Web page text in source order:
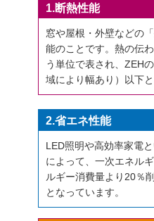
1.断熱性能
窓や屋根・外壁などの
能のことです。熱の伝
う単位で表され、ZEH
域により幅あり）以下
2.省エネ性能
LED照明や高効率家電
によって、一次エネル
ルギー消費量より20％
となっています。